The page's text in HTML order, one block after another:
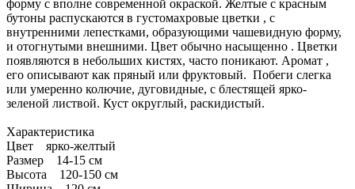
форму с вполне современной окраской. Желтые с красным
бутоны распускаются в густомахровые цветки , с
внутренними лепестками, образующими чашевидную форму,
и отогнутыми внешними. Цвет обычно насыщенно . Цветки
появляются в небольших кистях, часто поникают. Аромат ,
его описывают как пряный или фруктовый. Побеги слегка
или умеренно колючие, дуговидные, с блестящей ярко-
зеленой листвой. Куст округлый, раскидистый.
Характеристика
Цвет ярко-желтый
Размер 14-15 см
Высота 120-150 см